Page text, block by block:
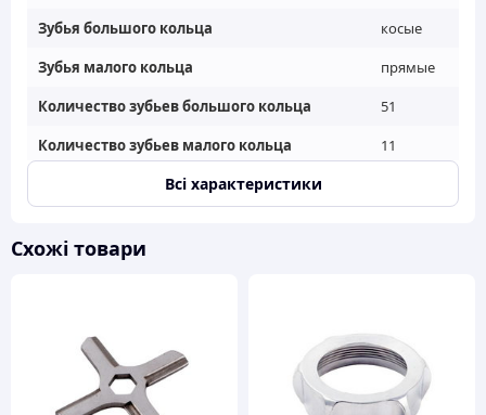
Зубья большого кольца
косые
Зубья малого кольца
прямые
Количество зубьев большого кольца
51
Количество зубьев малого кольца
11
Цвет
Всі характеристики
Схожі товари